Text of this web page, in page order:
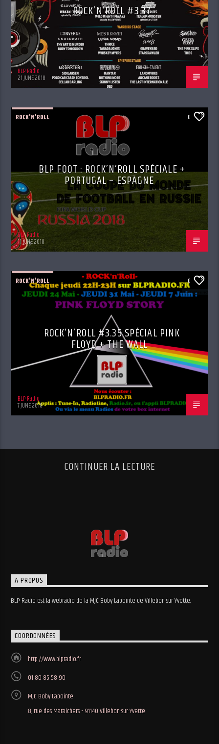
ROCK’N’ROLL #3.37
BLP Radio
21 JUNE 2018
ROCK'N'ROLL 0
BLP FOOT : ROCK’N’ROLL SPÉCIALE +
PORTUGAL – ESPAGNE
BLP Radio
11 JUNE 2018
ROCK'N'ROLL 0
ROCK’N’ROLL #3.35 SPÉCIAL PINK
FLOYD + THE WALL
BLP Radio
7 JUNE 2018
CONTINUER LA LECTURE
A PROPOS
BLP Radio est la webradio de la MJC Boby Lapointe de Villebon sur Yvette.
COORDONNÉES
http://www.blpradio.fr
01 80 85 58 90
MJC Boby Lapointe
8, rue des Maraichers • 91140 Villebon-sur-Yvette